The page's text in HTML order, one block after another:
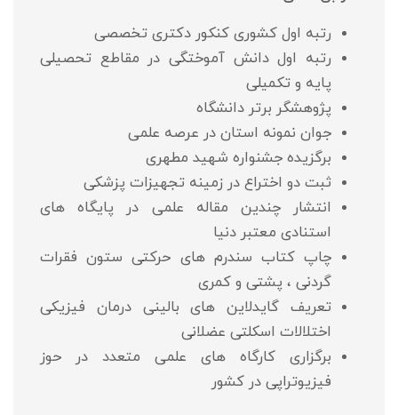
رتبه اول کشوری کنکور دکتری تخصصی
رتبه اول دانش آموختگی در مقاطع تحصیلی
پایه و تکمیلی
پژوهشگر برتر دانشگاه
جوان نمونه استان در عرصه علمی
برگزیده جشنواره شهید مطهری
ثبت دو اختراع در زمینه تجهیزات پزشکی
انتشار چندین مقاله علمی در پایگاه های
استنادی معتبر دنیا
چاپ کتاب سندرم های حرکتی ستون فقرات
گردنی ، پشتی و کمری
تعریف گایدلاین های بالینی درمان فیزیکی
اختلالات اسکلتی عضلانی
برگزاری کارگاه های علمی متعدد در حوز
فیزیوتراپی در کشور